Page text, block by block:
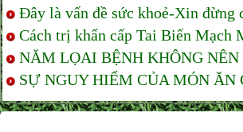
Đây là vấn đề sức khoẻ-Xin đừng
Cách trị khẩn cấp Tai Biến Mạch
NĂM LỌAI BỆNH KHÔNG
SỰ NGUY HIỂM CỦA MÓN ĂN